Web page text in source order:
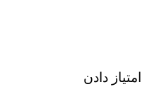
امتیاز دادن